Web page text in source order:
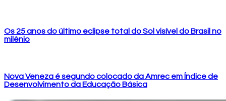
Os 25 anos do último eclipse total do Sol visível do Brasil no
milênio
Nova Veneza é segundo colocado da Amrec em Índice de
Desenvolvimento da Educação Básica